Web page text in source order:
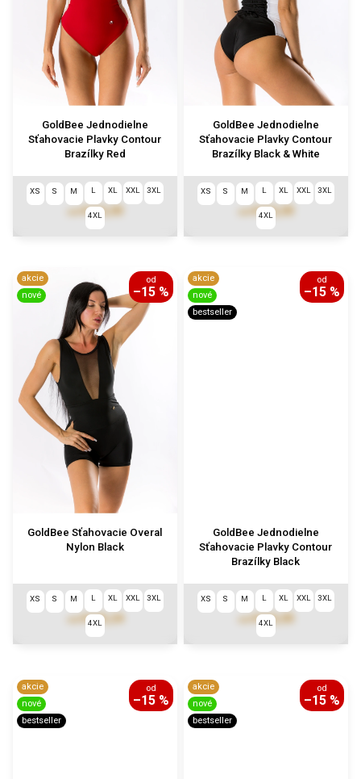
GoldBee Jednodielne
Sťahovacie Plavky Contour
Brazílky Red
€122,03
XS S M L XL XXL 3XL
4XL
GoldBee Jednodielne
Sťahovacie Plavky Contour
Brazílky Black & White
€122,03
XS S M L XL XXL 3XL
4XL
akcie
nové
od
–15 %
GoldBee Sťahovacie Overal
Nylon Black
€115,24
XS S M L XL XXL 3XL
4XL
akcie
nové
bestseller
od
–15 %
GoldBee Jednodielne
Sťahovacie Plavky Contour
Brazílky Black
€122,03
XS S M L XL XXL 3XL
4XL
akcie
nové
bestseller
od
–15 %
akcie
nové
bestseller
od
–15 %